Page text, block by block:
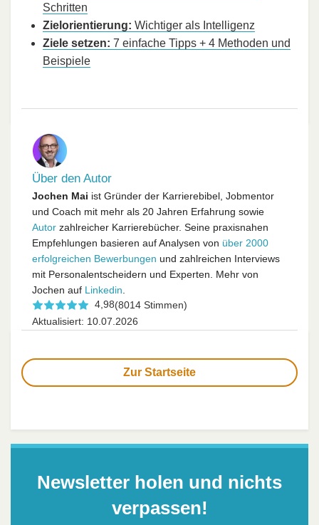
Schritten
Zielorientierung: Wichtiger als Intelligenz
Ziele setzen: 7 einfache Tipps + 4 Methoden und
Beispiele
Über den Autor
Jochen Mai ist Gründer der Karrierebibel, Jobmentor
und Coach mit mehr als 20 Jahren Erfahrung sowie
Autor zahlreicher Karrierebücher. Seine praxisnahen
Empfehlungen basieren auf Analysen von über 2000
erfolgreichen Bewerbungen und zahlreichen Interviews
mit Personalentscheidern und Experten. Mehr von
Jochen auf Linkedin
4,98(8014 Stimmen)
Aktualisiert: 10.07.2026
Zur Startseite
Newsletter holen und nichts
verpassen!